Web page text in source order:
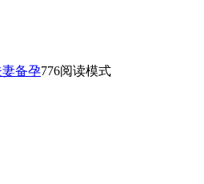
妻备孕776阅读模式